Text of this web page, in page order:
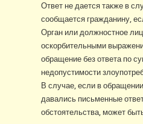
Ответ не дается также в
сообщается гражданину,
Орган или должностное
оскорбительными
обращение без ответа по
недопустимости
В случае, если в
давались письменные
обстоятельства, может